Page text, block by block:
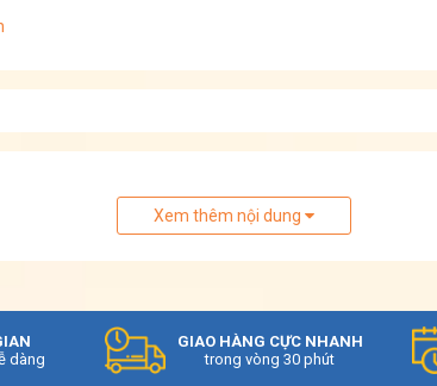
Xem thêm nội dung
dàng
GIAO HÀNG CỰC NHANH
trong vòng 30 phút